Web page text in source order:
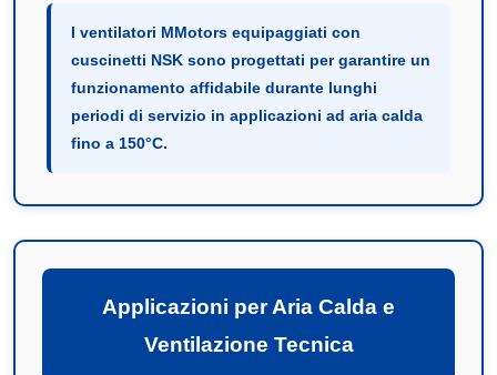
I ventilatori MMotors equipaggiati con
cuscinetti NSK sono progettati per garantire un
funzionamento affidabile durante lunghi
periodi di servizio in applicazioni ad aria calda
fino a 150°C.
Applicazioni per Aria Calda e
Ventilazione Tecnica